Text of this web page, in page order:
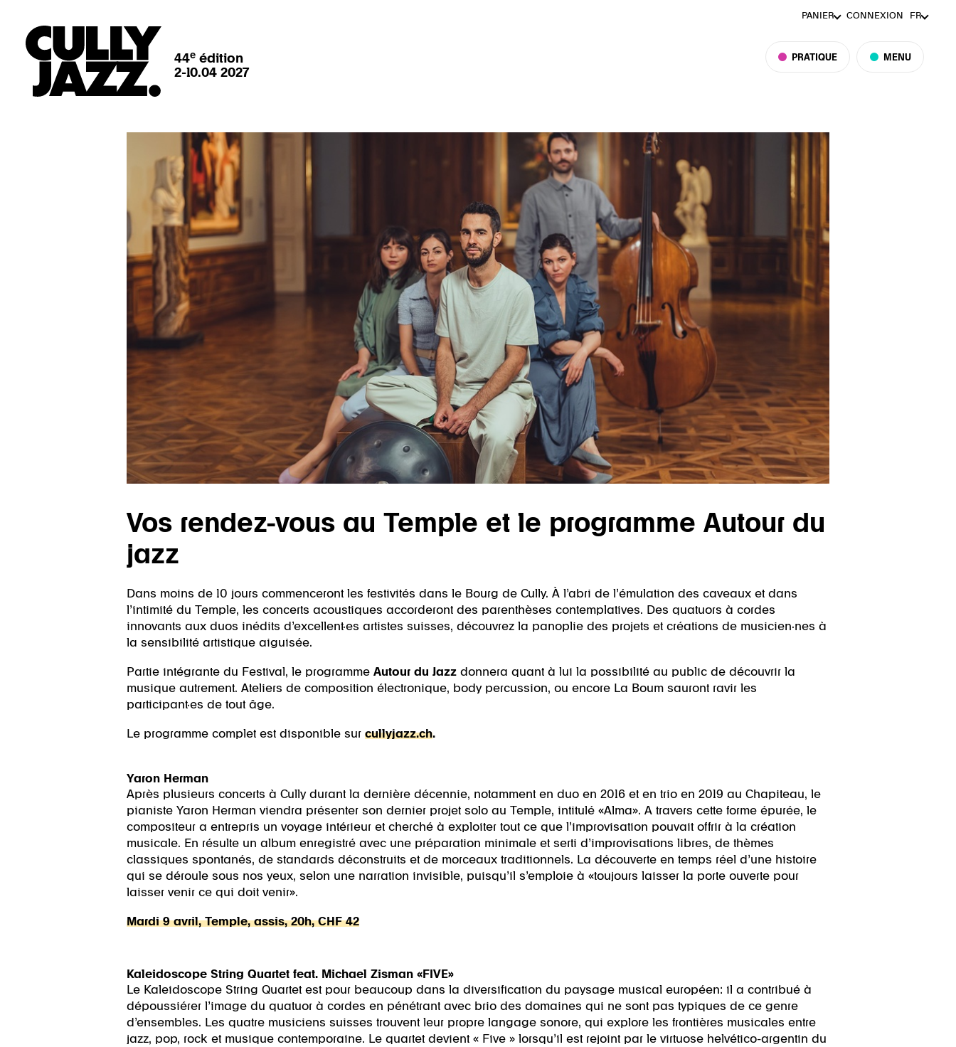
44eédition
2-10.04 2027
PRATIQUE MENU
PANIER CONNEXION FR
Vos rendez-vous au Temple et le programme Autour du
jazz
Dans moins de 10 jours commenceront les festivités dans le Bourg de Cully. À l’abri de l’émulation des caveaux et dans
l’intimité du Temple, les concerts acoustiques accorderont des parenthèses contemplatives. Des quatuors à cordes
innovants aux duos inédits d’excellent·es artistes suisses, découvrez la panoplie des projets et créations de musicien·nes à
la sensibilité artistique aiguisée.
Partie intégrante du Festival, le programme Autour du Jazz donnera quant à lui la possibilité au public de découvrir la
musique autrement. Ateliers de composition électronique, body percussion, ou encore La Boum sauront ravir les
participant·es de tout âge.
Le programme complet est disponible sur cullyjazz.ch.
Yaron Herman
Après plusieurs concerts à Cully durant la dernière décennie, notamment en duo en 2016 et en trio en 2019 au Chapiteau, le
pianiste Yaron Herman viendra présenter son dernier projet solo au Temple, intitulé «Alma». A travers cette forme épurée, le
compositeur a entrepris un voyage intérieur et cherché à exploiter tout ce que l’improvisation pouvait offrir à la création
musicale. En résulte un album enregistré avec une préparation minimale et serti d’improvisations libres, de thèmes
classiques spontanés, de standards déconstruits et de morceaux traditionnels. La découverte en temps réel d’une histoire
qui se déroule sous nos yeux, selon une narration invisible, puisqu’il s’emploie à «toujours laisser la porte ouverte pour
laisser venir ce qui doit venir».
Mardi 9 avril, Temple, assis, 20h, CHF 42
Kaleidoscope String Quartet feat. Michael Zisman «FIVE»
Le Kaleidoscope String Quartet est pour beaucoup dans la diversification du paysage musical européen: il a contribué à
dépoussiérer l’image du quatuor à cordes en pénétrant avec brio des domaines qui ne sont pas typiques de ce genre
d’ensembles. Les quatre musiciens suisses trouvent leur propre langage sonore, qui explore les frontières musicales entre
jazz, pop, rock et musique contemporaine. Le quartet devient « Five » lorsqu’il est rejoint par le virtuose helvético-argentin du